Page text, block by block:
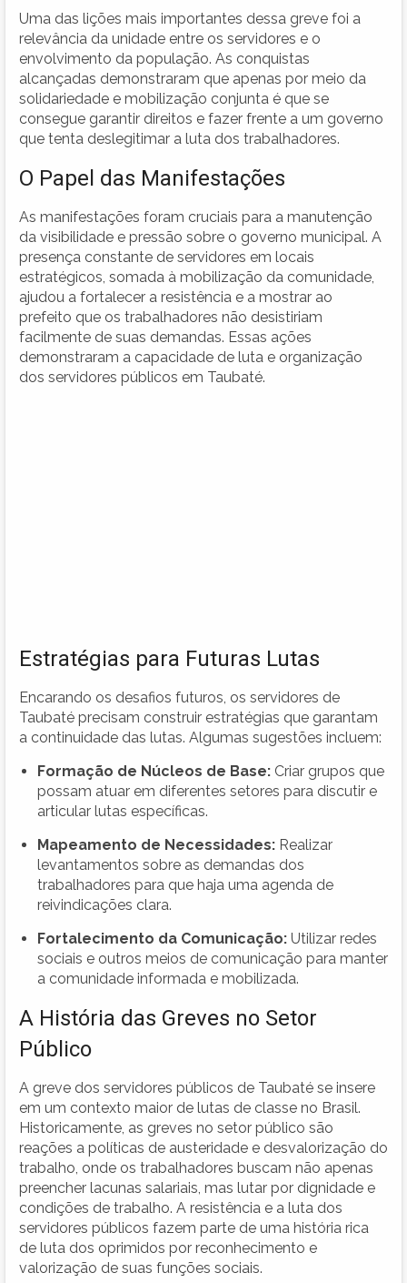
Uma das lições mais importantes dessa greve foi a
relevância da unidade entre os servidores e o
envolvimento da população. As conquistas
alcançadas demonstraram que apenas por meio da
solidariedade e mobilização conjunta é que se
consegue garantir direitos e fazer frente a um governo
que tenta deslegitimar a luta dos trabalhadores.
O Papel das Manifestações
As manifestações foram cruciais para a manutenção
da visibilidade e pressão sobre o governo municipal. A
presença constante de servidores em locais
estratégicos, somada à mobilização da comunidade,
ajudou a fortalecer a resistência e a mostrar ao
prefeito que os trabalhadores não desistiriam
facilmente de suas demandas. Essas ações
demonstraram a capacidade de luta e organização
dos servidores públicos em Taubaté.
Estratégias para Futuras Lutas
Encarando os desafios futuros, os servidores de
Taubaté precisam construir estratégias que garantam
a continuidade das lutas. Algumas sugestões incluem:
Formação de Núcleos de Base: Criar grupos que
possam atuar em diferentes setores para discutir e
articular lutas específicas.
Mapeamento de Necessidades: Realizar
levantamentos sobre as demandas dos
trabalhadores para que haja uma agenda de
reivindicações clara.
Fortalecimento da Comunicação: Utilizar redes
sociais e outros meios de comunicação para manter
a comunidade informada e mobilizada.
A História das Greves no Setor
Público
A greve dos servidores públicos de Taubaté se insere
em um contexto maior de lutas de classe no Brasil.
Historicamente, as greves no setor público são
reações a políticas de austeridade e desvalorização do
trabalho, onde os trabalhadores buscam não apenas
preencher lacunas salariais, mas lutar por dignidade e
condições de trabalho. A resistência e a luta dos
servidores públicos fazem parte de uma história rica
de luta dos oprimidos por reconhecimento e
valorização de suas funções sociais.